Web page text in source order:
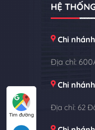
HỆ
Chi
Địa chỉ:
Chi
Địa chỉ: 62
Tìm đường